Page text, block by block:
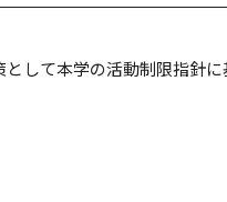
して本学の活動制限指針